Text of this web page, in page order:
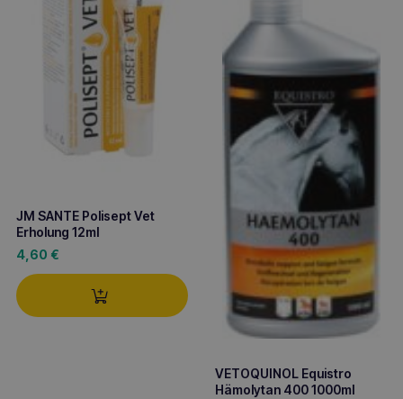
JM SANTE Polisept Vet
Erholung 12ml
4,60 €
VETOQUINOL Equistro
Hämolytan 400 1000ml